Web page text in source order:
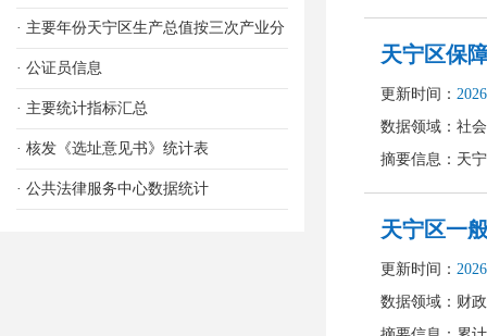
· 主要年份天宁区生产总值按三次产业分
· 公证员信息
· 主要统计指标汇总
· 核发《选址意见书》统计表
· 公共法律服务中心数据统计